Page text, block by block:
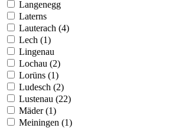
Langenegg
Laterns
Lauterach (4)
Lech (1)
Lingenau
Lochau (2)
Lorüns (1)
Ludesch (2)
Lustenau (22)
Mäder (1)
Meiningen (1)